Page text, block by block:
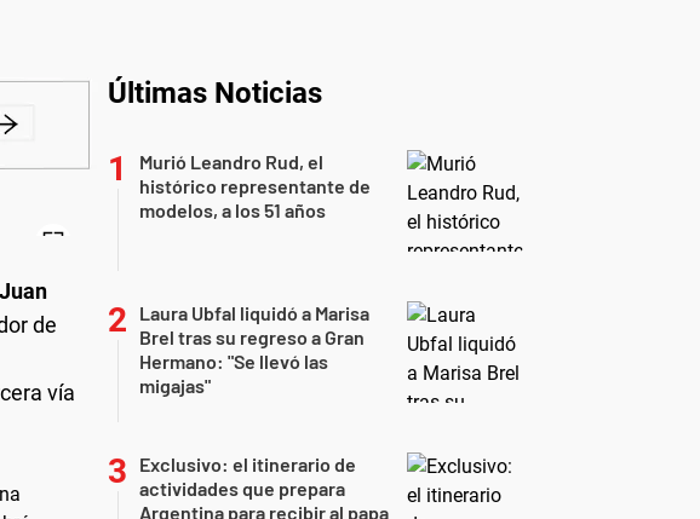
Juan
de
vía
Últimas Noticias
Murió Leandro Rud, el
histórico representante de
modelos, a los 51 años
Laura Ubfal liquidó a Marisa
Brel tras su regreso a Gran
Hermano: "Se llevó las
migajas"
Exclusivo: el itinerario de
actividades que prepara
Argentina para recibir al papa